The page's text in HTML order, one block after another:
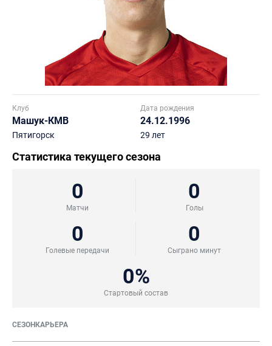
Клуб
Машук-КМВ
Пятигорск
Дата рождения
24.12.1996
29 лет
Статистика текущего сезона
0
Матчи
0
Голы
0
Голевые передачи
0
Сыграно минут
0%
Стартовый состав
СЕЗОНКАРЬЕРА